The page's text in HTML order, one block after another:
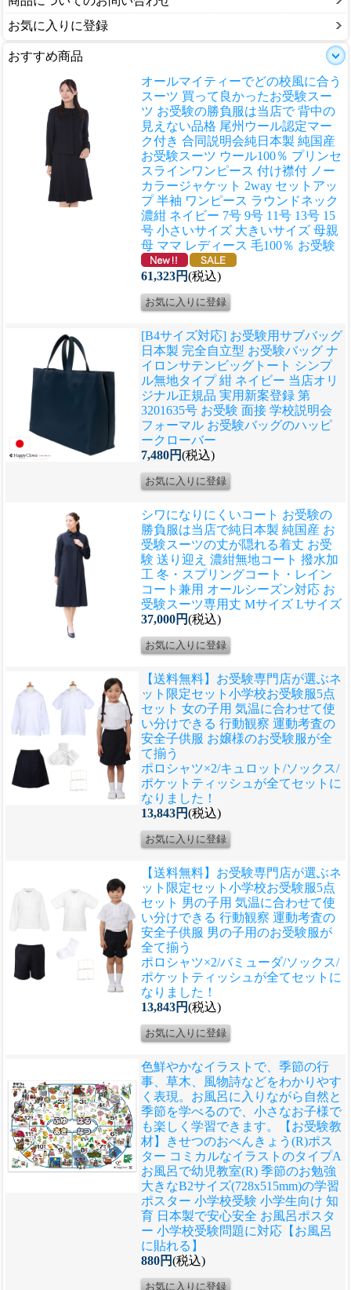
お気に入りに登録
おすすめ商品
オールマイティーでどの校風に合う
スーツ 買って良かったお受験スー
ツ お受験の勝負服は当店で 背中の
見えない品格 尾州ウール認定マー
ク付き 合同説明会純日本製 純国産
お受験スーツ ウール100％ プリンセ
スラインワンピース 付け襟付 ノー
カラージャケット 2way セットアッ
プ 半袖 ワンピース ラウンドネック
濃紺 ネイビー 7号 9号 11号 13号 15
号 小さいサイズ 大きいサイズ 母親
母 ママ レディース 毛100％ お受験
61,323円(税込)
[B4サイズ対応] お受験用サブバッグ
日本製 完全自立型 お受験バッグ ナ
イロンサテンビッグトート シンプ
ル無地タイプ 紺 ネイビー 当店オリ
ジナル正規品 実用新案登録 第
3201635号 お受験 面接 学校説明会
フォーマル お受験バッグのハッピ
ークローバー
7,480円(税込)
シワになりにくいコート お受験の
勝負服は当店で純日本製 純国産 お
受験スーツの丈が隠れる着丈 お受
験 送り迎え 濃紺無地コート 撥水加
工 冬・スプリングコート・レイン
コート兼用 オールシーズン対応 お
受験スーツ専用丈 Mサイズ Lサイズ
37,000円(税込)
【送料無料】お受験専門店が選ぶネ
ット限定セット 小学校お受験服5点
セット 女の子用 気温に合わせて使
い分けできる 行動観察 運動考査の
安全子供服 お嬢様のお受験服が全
て揃う
ポロシャツ×2/キュロット/ソックス/
ポケットティッシュが全てセットに
なりました！
13,843円(税込)
【送料無料】お受験専門店が選ぶネ
ット限定セット 小学校お受験服5点
セット 男の子用 気温に合わせて使
い分けできる 行動観察 運動考査の
安全子供服 男の子用のお受験服が
全て揃う
ポロシャツ×2/バミューダ/ソックス/
ポケットティッシュが全てセットに
なりました！
13,843円(税込)
色鮮やかなイラストで、季節の行
事、草木、風物詩などをわかりやす
く表現。お風呂に入りながら自然と
季節を学べるので、小さなお子様で
も楽しく学習できます。
【お受験教
材】きせつのおべんきょう(R)ポス
ター コミカルなイラストのタイプA
お風呂で幼児教室(R) 季節のお勉強
大きなB2サイズ(728x515mm)の学習
ポスター 小学校受験 小学生向け 知
育 日本製で安心安全 お風呂ポスタ
ー 小学校受験問題に対応【お風呂
に貼れる】
880円(税込)